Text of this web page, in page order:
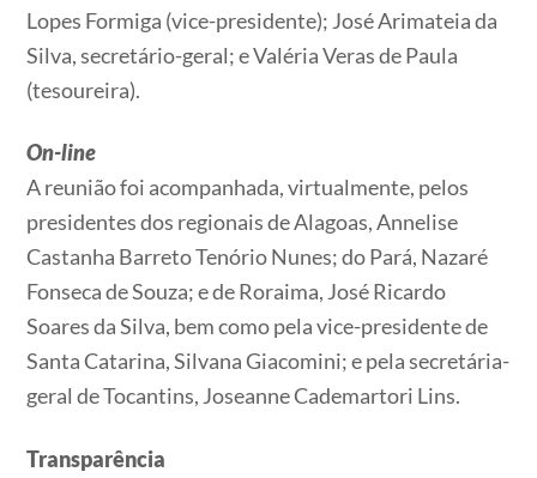
Lopes Formiga (vice-presidente); José Arimateia da
Silva, secretário-geral; e Valéria Veras de Paula
(tesoureira).
On-line
A reunião foi acompanhada, virtualmente, pelos
presidentes dos regionais de Alagoas, Annelise
Castanha Barreto Tenório Nunes; do Pará, Nazaré
Fonseca de Souza; e de Roraima, José Ricardo
Soares da Silva, bem como pela vice-presidente de
Santa Catarina, Silvana Giacomini; e pela secretária-
geral de Tocantins, Joseanne Cademartori Lins.
Transparência